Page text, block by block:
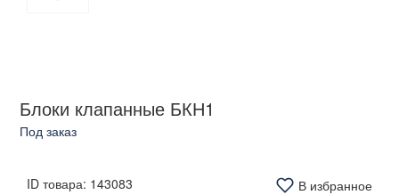
Блоки клапанные БКН1
Под заказ
ID товара: 143083 В избранное